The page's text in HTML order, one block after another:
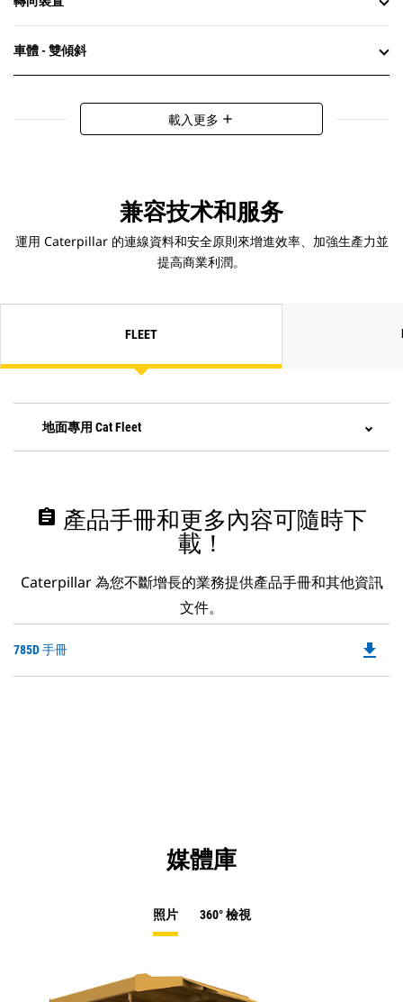
車體 - 雙傾斜
載入更多 add
兼容技术和服务
運用 Caterpillar 的連線資料和安全原則來增進效率、加強生產力並
提高商業利潤。
FLEET
地面專用 Cat Fleet
assignment 產品手冊和更多內容可隨時下
載！
Caterpillar 為您不斷增長的業務提供產品手冊和其他資訊
文件。
785D 手冊 file_download
媒體庫
照片 360° 檢視